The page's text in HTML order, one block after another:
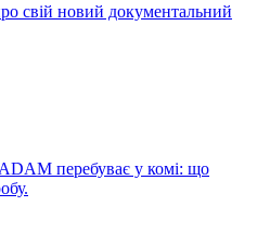
свій новий документальний
перебуває у комі: що